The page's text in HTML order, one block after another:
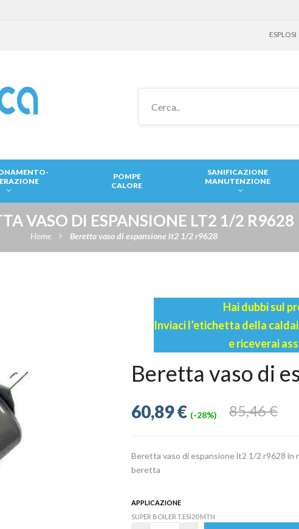
ESPLOSI
POMPE
CALORE
SANIFICAZIONE
MANUTENZIONE
VASO DI ESPANSIONE LT2 1/2 R9628
Home Beretta vaso di espansione lt2 1/2 r9628
Hai dubbi sul
Inviaci l’etichetta della
e riceverai
Beretta vaso di
85,46 €
60,89 € (-28%)
Beretta vaso di espansione lt2 1/2 r9628 in
beretta
APPLICAZIONE
SUPER BOILER T.ESI20 MTN